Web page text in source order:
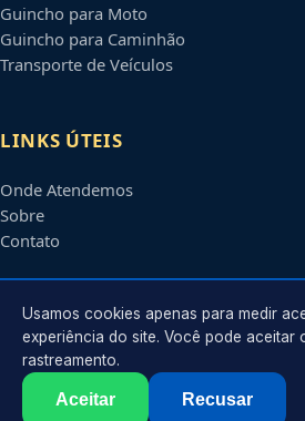
Guincho para Moto
Guincho para Caminhão
Transporte de Veículos
LINKS ÚTEIS
Onde Atendemos
Sobre
Contato
CONTATO
Atendimento em
2026 São José do Rio Preto SP
Usamos cookies apenas para medir
experiência do site. Você pode aceitar
rastreamento.
Aceitar Recusar